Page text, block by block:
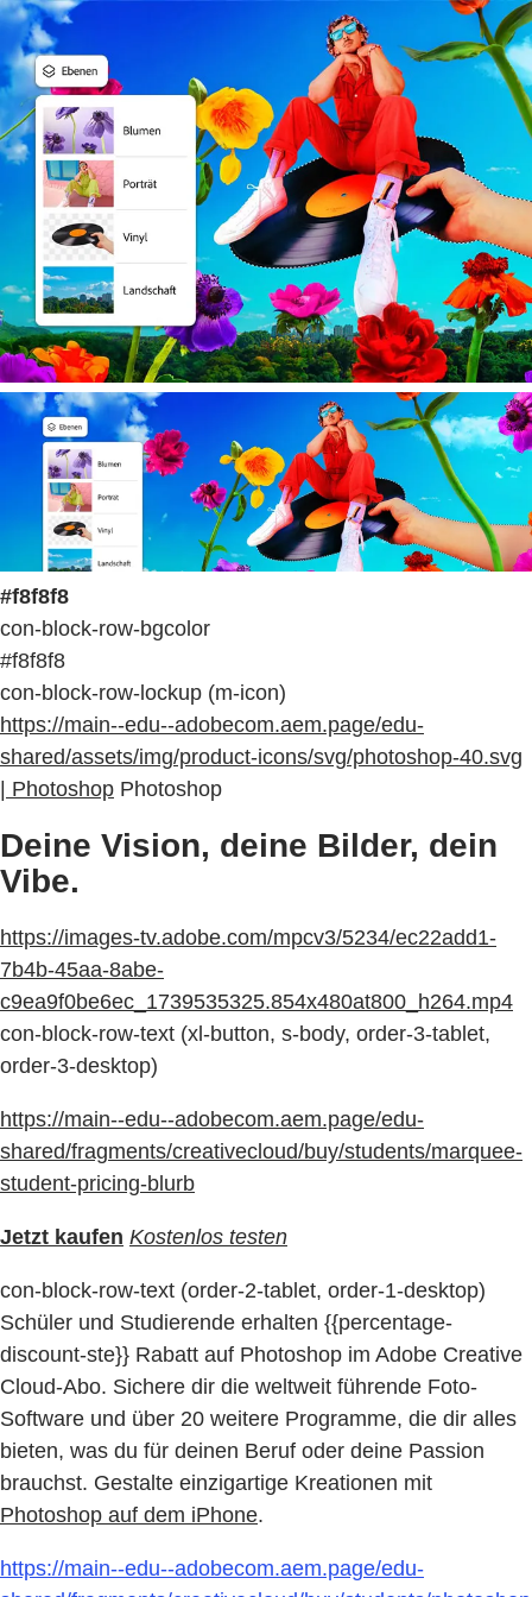
#f8f8f8
con-block-row-bgcolor
#f8f8f8
con-block-row-lockup (m-icon)
https://main--edu--adobecom.aem.page/edu-
shared/assets/img/product-icons/svg/photoshop-40.svg
| Photoshop Photoshop
Deine Vision, deine Bilder, dein
Vibe.
https://images-tv.adobe.com/mpcv3/5234/ec22add1-
7b4b-45aa-8abe-
c9ea9f0be6ec_1739535325.854x480at800_h264.mp4
con-block-row-text (xl-button, s-body, order-3-tablet,
order-3-desktop)
https://main--edu--adobecom.aem.page/edu-
shared/fragments/creativecloud/buy/students/marquee-
student-pricing-blurb
Jetzt kaufen Kostenlos testen
con-block-row-text (order-2-tablet, order-1-desktop)
Schüler und Studierende erhalten {{percentage-
discount-ste}} Rabatt auf Photoshop im Adobe Creative
Cloud-Abo. Sichere dir die weltweit führende Foto-
Software und über 20 weitere Programme, die dir alles
bieten, was du für deinen Beruf oder deine Passion
brauchst. Gestalte einzigartige Kreationen mit
Photoshop auf dem iPhone.
https://main--edu--adobecom.aem.page/edu-